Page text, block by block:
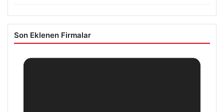
Son Eklenen Firmalar